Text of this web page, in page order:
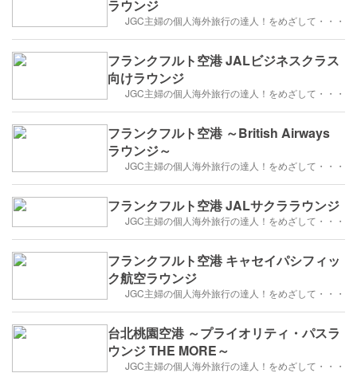
ラウンジ
JGC主婦の個人海外旅行の達人！をめざして・・・
フランクフルト空港 JALビジネスクラス
向けラウンジ
JGC主婦の個人海外旅行の達人！をめざして・・・
フランクフルト空港 ～British Airways
ラウンジ～
JGC主婦の個人海外旅行の達人！をめざして・・・
フランクフルト空港 JALサクララウンジ
JGC主婦の個人海外旅行の達人！をめざして・・・
フランクフルト空港 キャセイパシフィッ
ク航空ラウンジ
JGC主婦の個人海外旅行の達人！をめざして・・・
台北桃園空港 ～プライオリティ・パスラ
ウンジ THE MORE～
JGC主婦の個人海外旅行の達人！をめざして・・・